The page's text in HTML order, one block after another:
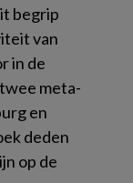
begrip
van
in de
meta-
en
deden
op de